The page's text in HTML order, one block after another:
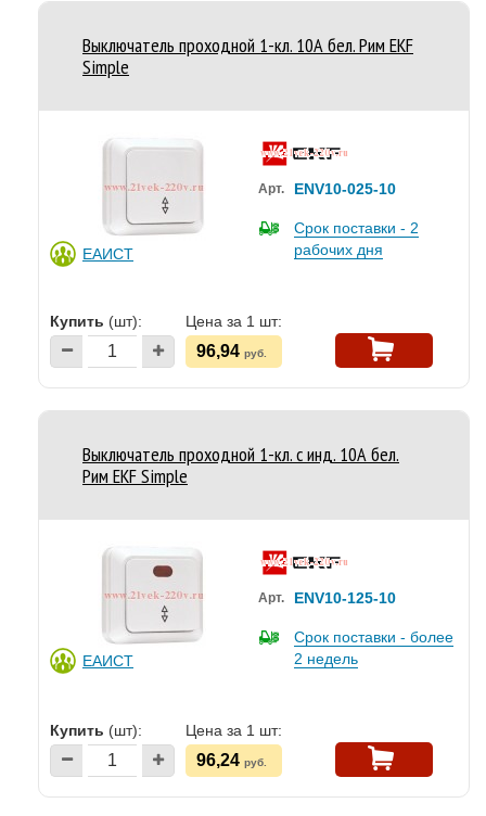
Выключатель проходной 1-кл. 10А бел. Рим EKF
Simple
ЕАИСТ
Арт. ENV10-025-10
Срок поставки - 2
рабочих дня
Купить (шт): Цена за 1 шт:
96,94 руб.
Выключатель проходной 1-кл. с инд. 10А бел.
Рим EKF Simple
ЕАИСТ
Арт. ENV10-125-10
Срок поставки - более
2 недель
Купить (шт): Цена за 1 шт:
96,24 руб.